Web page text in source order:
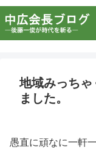
地域みっち
ました。
愚直に頑なに一軒